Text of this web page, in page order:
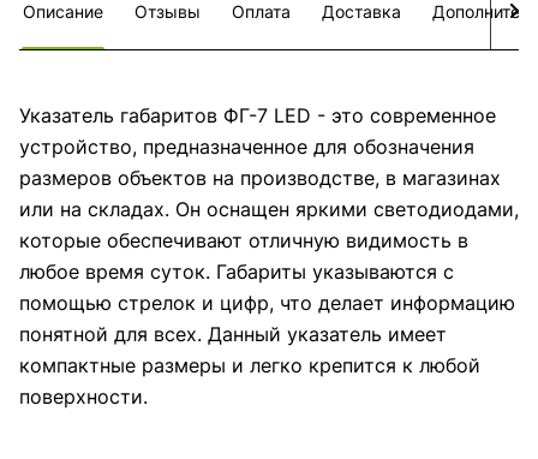
Описание Отзывы Оплата Доставка
Указатель габаритов ФГ-7 LED - это современное
устройство, предназначенное для обозначения
размеров объектов на производстве, в магазинах
или на складах. Он оснащен яркими светодиодами,
которые обеспечивают отличную видимость в
любое время суток. Габариты указываются с
помощью стрелок и цифр, что делает информацию
понятной для всех. Данный указатель имеет
компактные размеры и легко крепится к любой
поверхности.